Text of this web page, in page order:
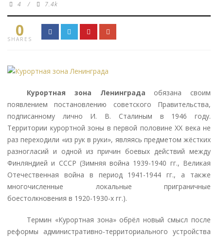
4
/ 7.4k
0
SHARES
Курортная зона Ленинграда обязана своим
появлением постановлению советского Правительства,
подписанному лично И. В. Сталиным в 1946 году.
Территории курортной зоны в первой половине XX века не
раз переходили «из рук в руки», являясь предметом жёстких
разногласий и одной из причин боевых действий между
Финляндией и СССР (Зимняя война 1939-1940 гг., Великая
Отечественная война в период 1941-1944 гг., а также
многочисленные локальные приграничные
боестолкновения в 1920-1930-х гг.).
Термин «Курортная зона» обрёл новый смысл после
реформы административно-территориального устройства